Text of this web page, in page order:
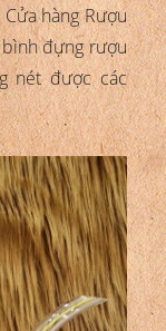
hàng Rượu
đựng rượu
nét được các